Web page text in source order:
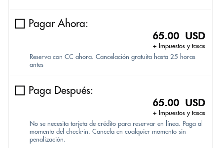
Pagar Ahora:
65.00 USD
+ Impuestos y tasas
Reserva con CC ahora. Cancelación gratuita hasta 25 horas
antes
Paga Después:
65.00 USD
+ Impuestos y tasas
No se necesita tarjeta de crédito para reservar en línea. Paga al
momento del check-in. Cancela en cualquier momento sin
penalización.